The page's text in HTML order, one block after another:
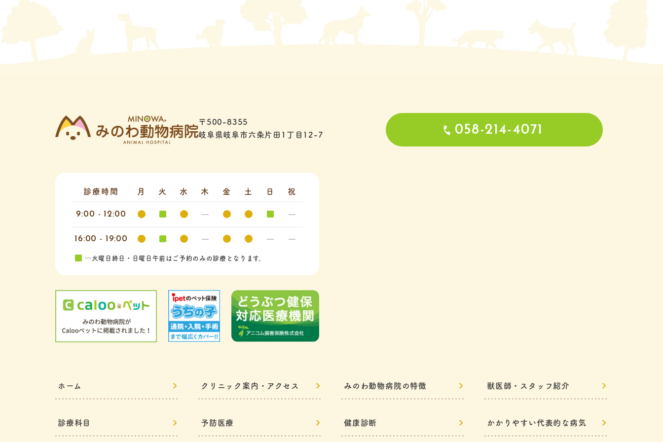
〒500-8355
岐阜県岐阜市六条片田1丁目12-7
058-214-4071
診療時間 月 火 水 木 金 土 日 祝
9:00 - 12:00
16:00 - 19:00
…火曜日終日・日曜日午前はご予約のみの診療となります。
ホーム クリニック案内・ アクセス みのわ動物病院の特徴 獣医師・スタッフ紹介
診療科目 予防医療 健康診断 かかりやすい代表的な病気